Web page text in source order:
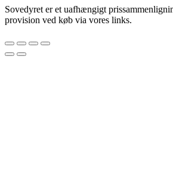
Sovedyret er et uafhængigt
provision ved køb via vores links.